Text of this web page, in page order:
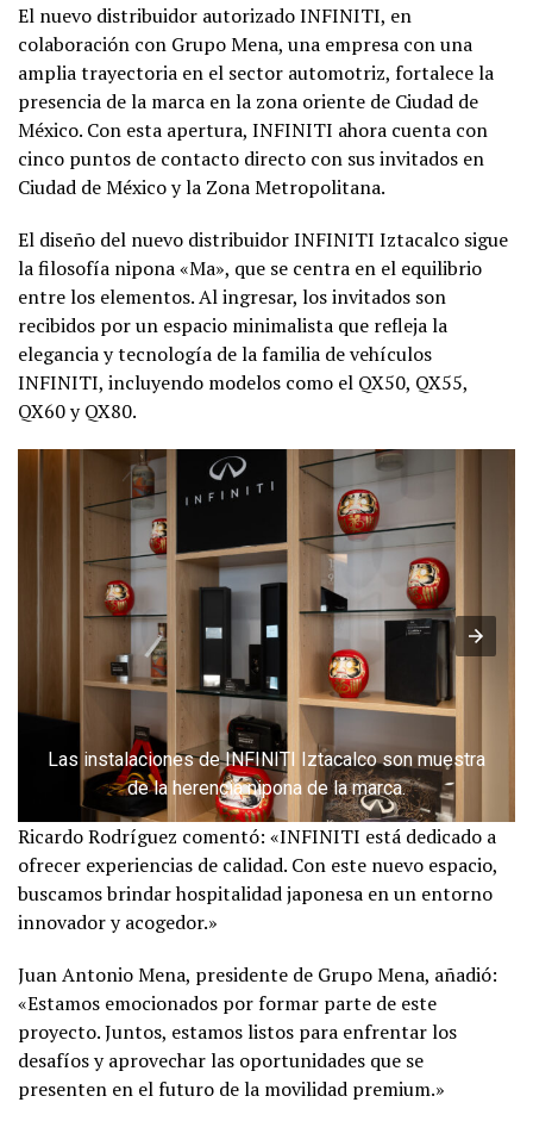
El nuevo distribuidor autorizado INFINITI, en
colaboración con Grupo Mena, una empresa con una
amplia trayectoria en el sector automotriz, fortalece la
presencia de la marca en la zona oriente de Ciudad de
México. Con esta apertura, INFINITI ahora cuenta con
cinco puntos de contacto directo con sus invitados en
Ciudad de México y la Zona Metropolitana.
El diseño del nuevo distribuidor INFINITI Iztacalco sigue
la filosofía nipona «Ma», que se centra en el equilibrio
entre los elementos. Al ingresar, los invitados son
recibidos por un espacio minimalista que refleja la
elegancia y tecnología de la familia de vehículos
INFINITI, incluyendo modelos como el QX50, QX55,
QX60 y QX80.
Las instalaciones de INFINITI Iztacalco son muestra
de la herencia nipona de la marca.
Ricardo Rodríguez comentó: «INFINITI está dedicado a
ofrecer experiencias de calidad. Con este nuevo espacio,
buscamos brindar hospitalidad japonesa en un entorno
innovador y acogedor.»
Juan Antonio Mena, presidente de Grupo Mena, añadió:
«Estamos emocionados por formar parte de este
proyecto. Juntos, estamos listos para enfrentar los
desafíos y aprovechar las oportunidades que se
presenten en el futuro de la movilidad premium.»